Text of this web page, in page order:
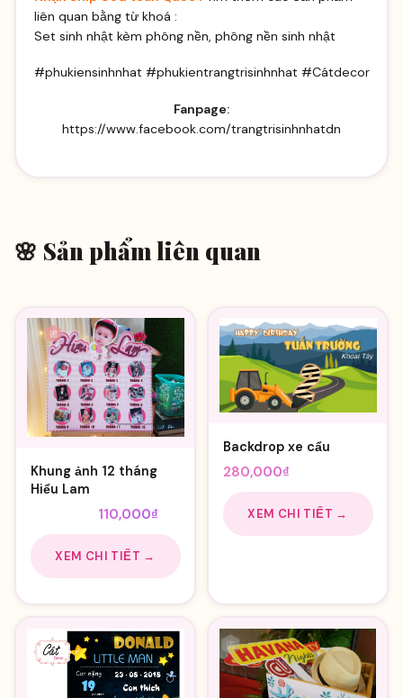
liên quan bằng từ khoá :
Set sinh nhật kèm phông nền, phông nền sinh nhật
#phukiensinhnhat #phukientrangtrisinhnhat #Cátdecor
Fanpage:
https://www.facebook.com/trangtrisinhnhatdn
🌸 Sản phẩm liên quan
Khung ảnh 12 tháng
Hiểu Lam
Giá
gốc
là:
135,000₫.
110,000₫
hiện
là:
XEM CHI TIẾT →
Backdrop xe cẩu
280,000₫
XEM CHI TIẾT →